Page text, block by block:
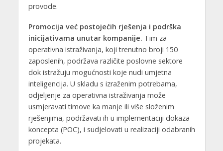
provode.
Promocija već postojećih rješenja i podrška
inicijativama unutar kompanije. Tim za
operativna istraživanja, koji trenutno broji 150
zaposlenih, podržava različite poslovne sektore
dok istražuju mogućnosti koje nudi umjetna
inteligencija. U skladu s izraženim potrebama,
odjeljenje za operativna istraživanja može
usmjeravati timove ka manje ili više složenim
rješenjima, podržavati ih u implementaciji dokaza
koncepta (POC), i sudjelovati u realizaciji odabranih
projekata.